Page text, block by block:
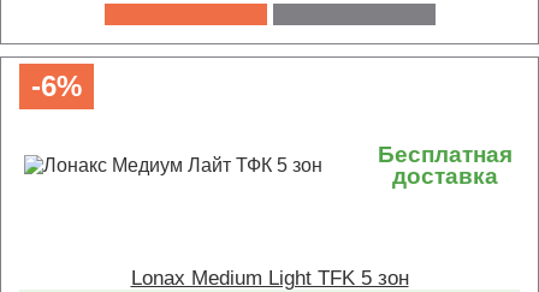
-6%
Бесплатная
доставка
Lonax Medium Light TFK 5 зон